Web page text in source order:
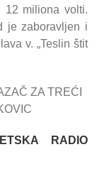
12 miliona volti.
je zaboravljen i
v. „Teslin štit
ZA TREĆI
RADIO